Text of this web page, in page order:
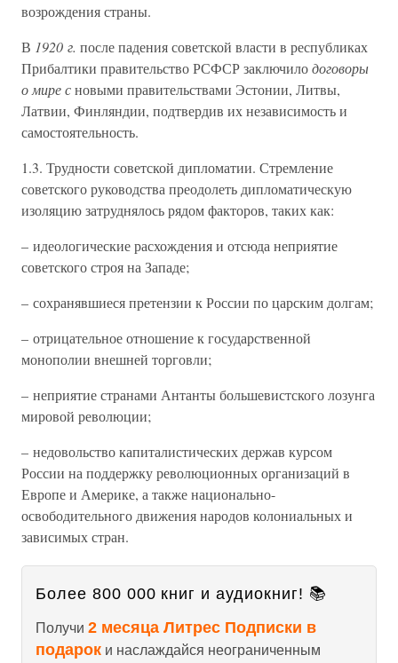
возрождения страны.
В 1920 г. после падения советской власти в республиках
Прибалтики правительство РСФСР заключилодоговоры
о мире сновыми правительствами Эстонии, Литвы,
Латвии, Финляндии, подтвердив их независимость и
самостоятельность.
1.3. Трудности советской дипломатии. Стремление
советского руководства преодолеть дипломатическую
изоляцию затруднялось рядом факторов, таких как:
– идеологические расхождения и отсюда неприятие
советского строя на Западе;
– сохранявшиеся претензии к России по царским долгам;
– отрицательное отношение к государственной
монополии внешней торговли;
– неприятие странами Антанты большевистского лозунга
мировой революции;
– недовольство капиталистических держав курсом
России на поддержку революционных организаций в
Европе и Америке, а также национально-
освободительного движения народов колониальных и
зависимых стран.
Более 800 000 книг и аудиокниг! 📚
Получи 2 месяца Литрес Подписки в
подарок и наслаждайся неограниченным